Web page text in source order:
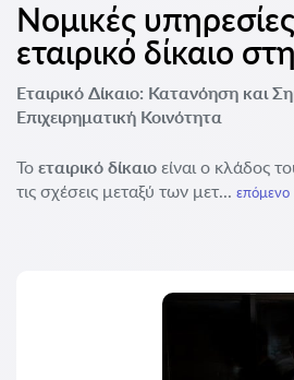
Νομικές
εταιρικό δίκαιο
Εταιρικό Δίκαιο: Κατανόηση και
Επιχειρηματική Κοινότητα
Το εταιρικό δίκαιο είναι ο κλάδος
τις σχέσεις μεταξύ των μετ... επόμενο